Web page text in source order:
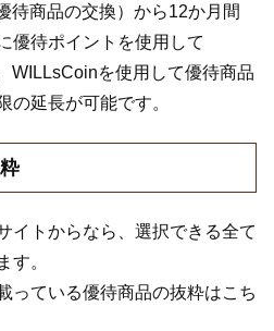
待商品の交換）から12か月間
優待ポイントを使用して
WILLsCoinを使用して優待商品
の延長が可能です。
イトからなら、選択できる全て
す。
っている優待商品の抜粋はこち